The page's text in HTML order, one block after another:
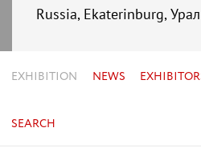
Russia, Ekaterinburg,
EXHIBITION NEWS
SEARCH